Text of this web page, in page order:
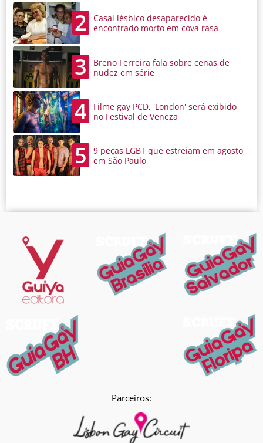
2
Casal lésbico desaparecido é
encontrado morto em cova rasa
3
Breno Ferreira fala sobre cenas de
nudez em série
4
Filme gay PCD, 'London' será exibido
no Festival de Veneza
5
9 peças LGBT que estreiam em agosto
em São Paulo
Parceiros: